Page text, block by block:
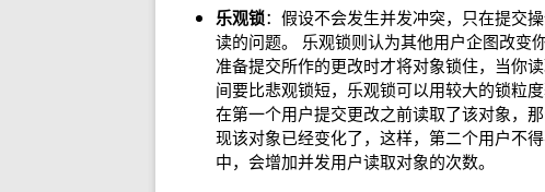
乐观锁：假设不会发生并发冲突，只在提交
读的问题。 乐观锁则认为其他用户企图改变
准备提交所作的更改时才将对象锁住，当你
间要比悲观锁短，乐观锁可以用较大的锁粒
在第一个用户提交更改之前读取了该对象，
现该对象已经变化了，这样，第二个用户不
中，会增加并发用户读取对象的次数。